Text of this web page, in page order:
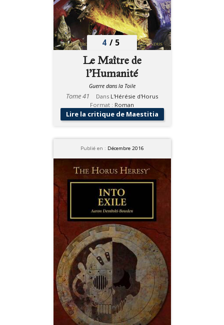
4 / 5
Le Maître de
l'Humanité
Guerre dans la Toile
Tome 41 Dans L'Hérésie d'Horus
Format : Roman
Lire la critique de Maestitia
Publié en : Décembre 2016